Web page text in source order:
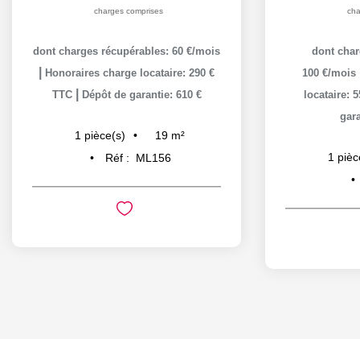
charges comprises
dont charges récupérables: 60 €/mois
Honoraires charge locataire: 290 €
TTC
Dépôt de garantie: 610 €
1 pièce(s) 19 m²
Réf :
ML156
dont
100 €/mois
locataire:
1